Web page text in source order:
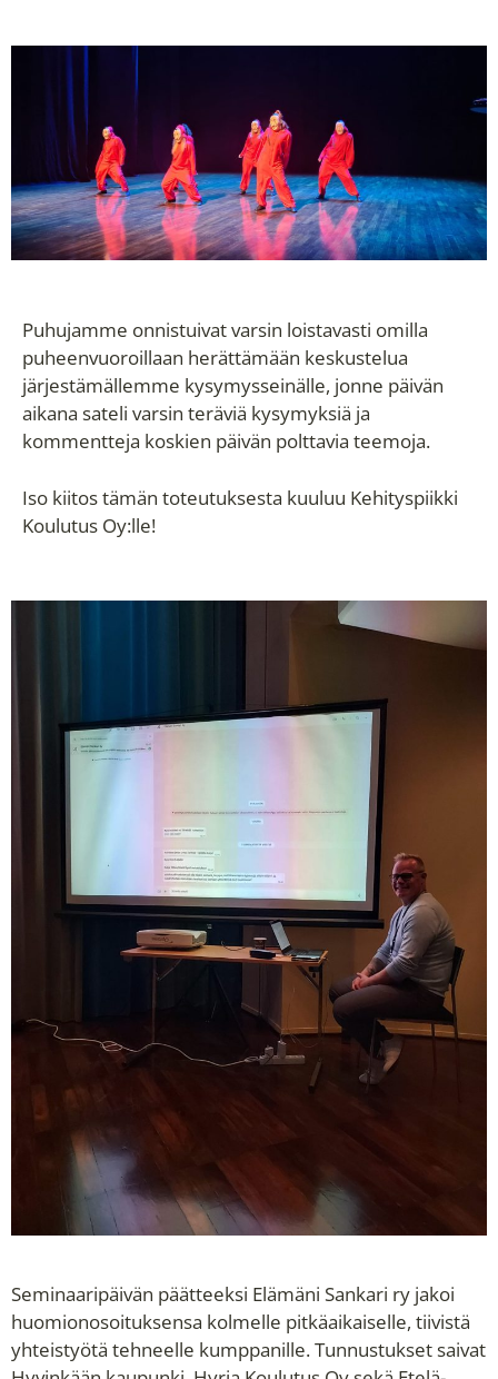
Puhujamme onnistuivat varsin loistavasti omilla
puheenvuoroillaan herättämään keskustelua
järjestämällemme kysymysseinälle, jonne päivän
aikana sateli varsin teräviä kysymyksiä ja
kommentteja koskien päivän polttavia teemoja.
Iso kiitos tämän toteutuksesta kuuluu Kehityspiikki
Koulutus Oy:lle!
Seminaaripäivän päätteeksi Elämäni Sankari ry jakoi
huomionosoituksensa kolmelle pitkäaikaiselle, tiivistä
yhteistyötä tehneelle kumppanille. Tunnustukset saivat